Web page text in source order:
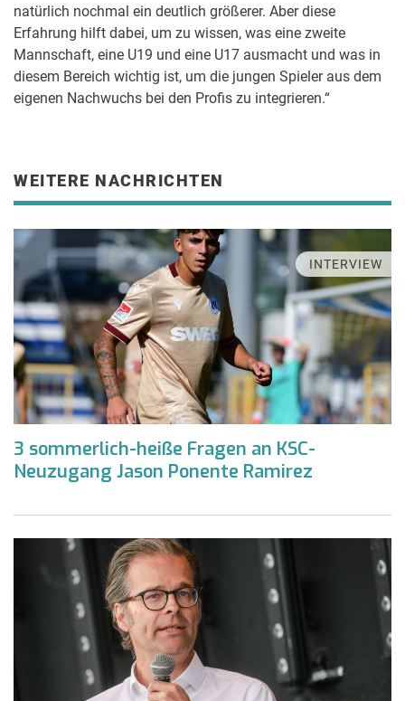
natürlich nochmal ein deutlich größerer. Aber diese
Erfahrung hilft dabei, um zu wissen, was eine zweite
Mannschaft, eine U19 und eine U17 ausmacht und was in
diesem Bereich wichtig ist, um die jungen Spieler aus dem
eigenen Nachwuchs bei den Profis zu integrieren.“
WEITERE NACHRICHTEN
INTERVIEW
3 sommerlich-heiße Fragen an KSC-
Neuzugang Jason Ponente Ramirez